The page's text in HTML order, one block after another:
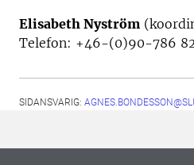
Elisabeth Nyström
Telefon: +46-(0)90-786
SIDANSVARIG: